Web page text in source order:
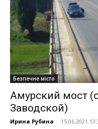
Безпечне місто
Амурский мост
Заводской)
Ирина Рубина - 15.06.2021